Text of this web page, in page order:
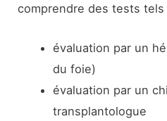
comprendre des tests tels
évaluation par un
du foie)
évaluation par un
transplantologue